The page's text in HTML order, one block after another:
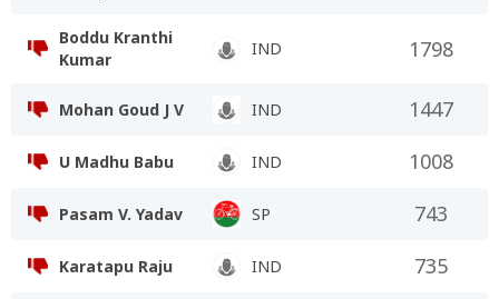
Boddu Kranthi
Kumar
IND 1798
Mohan Goud J V IND 1447
U Madhu Babu IND 1008
Pasam V. Yadav SP 743
Karatapu Raju IND 735